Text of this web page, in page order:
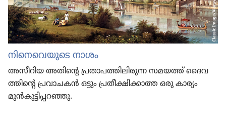
നിനെവെയുടെ നാശം
അസീറിയ അതിന്റെ പ്രതാ​പ​ത്തി​ലി​രുന്ന സമയത്ത്‌ ദൈവ​
ത്തി​ന്റെ പ്രവാ​ചകൻ ഒട്ടും പ്രതീ​ക്ഷി​ക്കാത്ത ഒരു കാര്യം
മുൻകൂ​ട്ടി​പ്പ​റഞ്ഞു.